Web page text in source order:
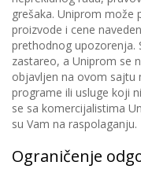
grešaka. Uniprom može
proizvode i cene
prethodnog upozorenja.
zastareo, a Uniprom se
objavljen na ovom sajtu
programe ili usluge koji
se sa komercijalistima
su Vam na raspolaganju.
Ograničenje